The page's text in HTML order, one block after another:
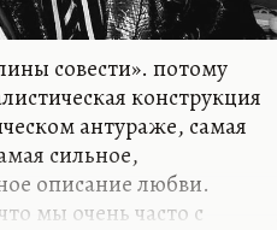
совести». потому
конструкция
антураже, самая
сильное,
описание любви.
мы очень часто с